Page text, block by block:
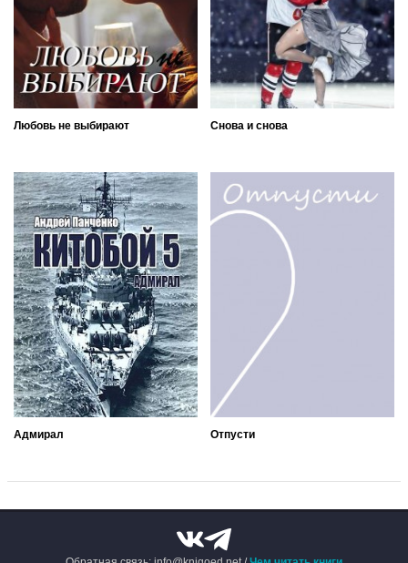
Любовь не выбирают Снова и снова
Адмирал Отпусти